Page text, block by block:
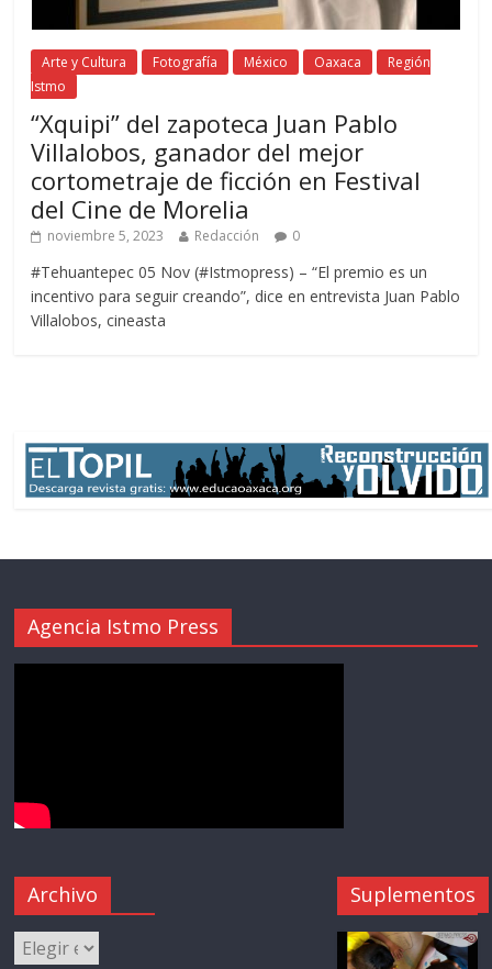
Arte y Cultura Fotografía México Oaxaca
Región
Istmo
“Xquipi” del zapoteca Juan Pablo
Villalobos, ganador del mejor
cortometraje de ficción en Festival
del Cine de Morelia
noviembre 5, 2023 Redacción 0
#Tehuantepec 05 Nov (#Istmopress) – “El premio es un
incentivo para seguir creando”, dice en entrevista Juan Pablo
Villalobos, cineasta
Agencia Istmo Press
Archivo Suplementos